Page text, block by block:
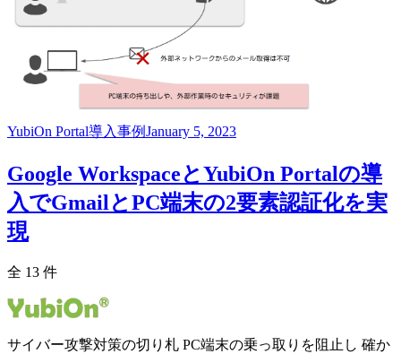
YubiOn Portal導入事例January 5, 2023
Google WorkspaceとYubiOn Portalの導
入でGmailとPC端末の2要素認証化を実
現
全 13 件
サイバー攻撃対策の切り札 PC端末の乗っ取りを阻止し 確か